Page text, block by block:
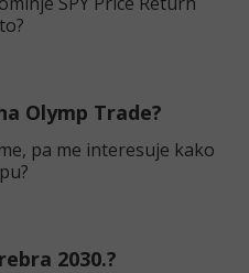
Olymp Trade?
pa me interesuje kako
2030.?